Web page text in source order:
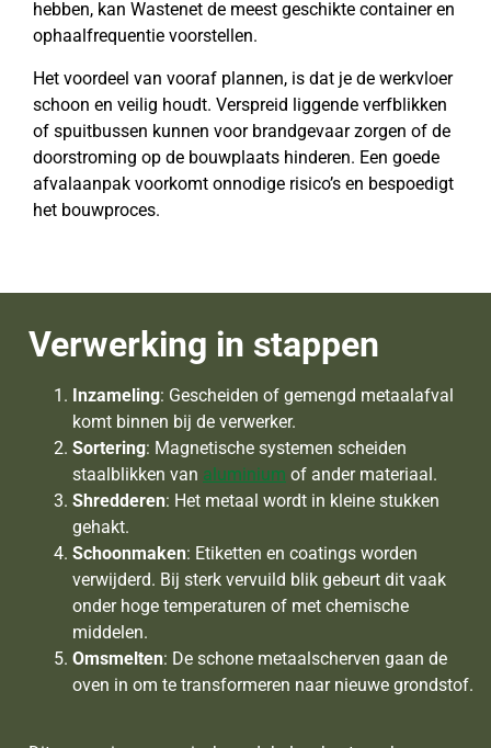
hebben, kan Wastenet de meest geschikte container en
ophaalfrequentie voorstellen.
Het voordeel van vooraf plannen, is dat je de werkvloer
schoon en veilig houdt. Verspreid liggende verfblikken
of spuitbussen kunnen voor brandgevaar zorgen of de
doorstroming op de bouwplaats hinderen. Een goede
afvalaanpak voorkomt onnodige risico’s en bespoedigt
het bouwproces.
Verwerking in stappen
Inzameling: Gescheiden of gemengd metaalafval
komt binnen bij de verwerker.
Sortering: Magnetische systemen scheiden
staalblikken van aluminium of ander materiaal.
Shredderen: Het metaal wordt in kleine stukken
gehakt.
Schoonmaken: Etiketten en coatings worden
verwijderd. Bij sterk vervuild blik gebeurt dit vaak
onder hoge temperaturen of met chemische
middelen.
Omsmelten: De schone metaalscherven gaan de
oven in om te transformeren naar nieuwe grondstof.